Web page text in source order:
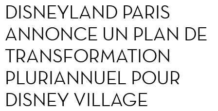
DISNEYLAND PARIS
ANNONCE UN PLAN DE
TRANSFORMATION
PLURIANNUEL POUR
DISNEY VILLAGE